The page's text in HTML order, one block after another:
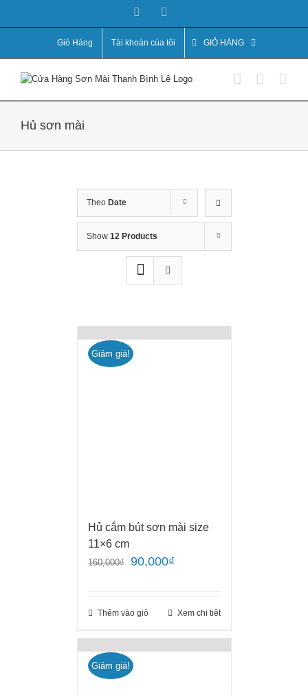
Facebook
Giỏ Hàng Tài khoản của tôi GIỎ HÀNG
Hủ sơn mài
Theo Date
Show 12 Products
Giảm giá!
Hủ cắm bút sơn mài size
11×6 cm
160,000₫ 90,000₫
Thêm vào giỏ Xem chi tiêt
Giảm giá!